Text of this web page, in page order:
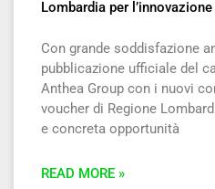
Lombardia per
Con grande soddisfazione
pubblicazione ufficiale del
Anthea Group con i nuovi
voucher di Regione
e concreta opportunità
READ MORE »